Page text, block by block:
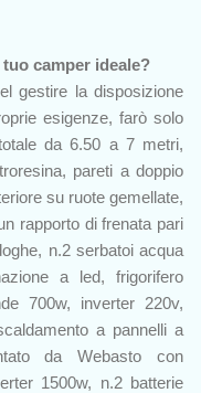
camper ideale?
gestire la disposizione
esigenze, farò solo
da 6.50 a 7 metri,
pareti a doppio
su ruote gemellate,
rapporto di frenata pari
n.2 serbatoi acqua
a led, frigorifero
700w, inverter 220v,
a pannelli a
da Webasto con
1500w, n.2 batterie